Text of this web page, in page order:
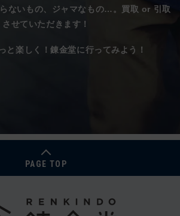
ないもの、ジャマなもの…。 買取 or 引取
させていただきます！
と楽しく！錬金堂に行ってみよう！
PAGE TOP